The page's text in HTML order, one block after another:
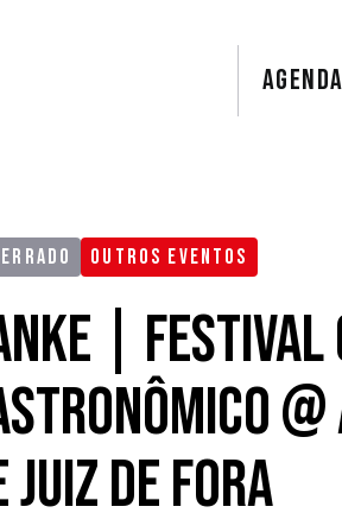
OUTROS EVENTOS
|
Juiz de Fora